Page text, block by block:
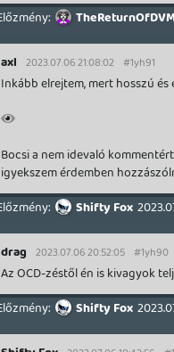
axl 2023.07.06 21:08:02 #1yh91
Inkább elrejtem, mert hosszú
Bocsi a nem idevaló
igyekszem érdemben
Shifty Fox
drag 2023.07.06 20:52:05 #1yh90
Az OCD-zéstől én is kivagyok
Shifty Fox